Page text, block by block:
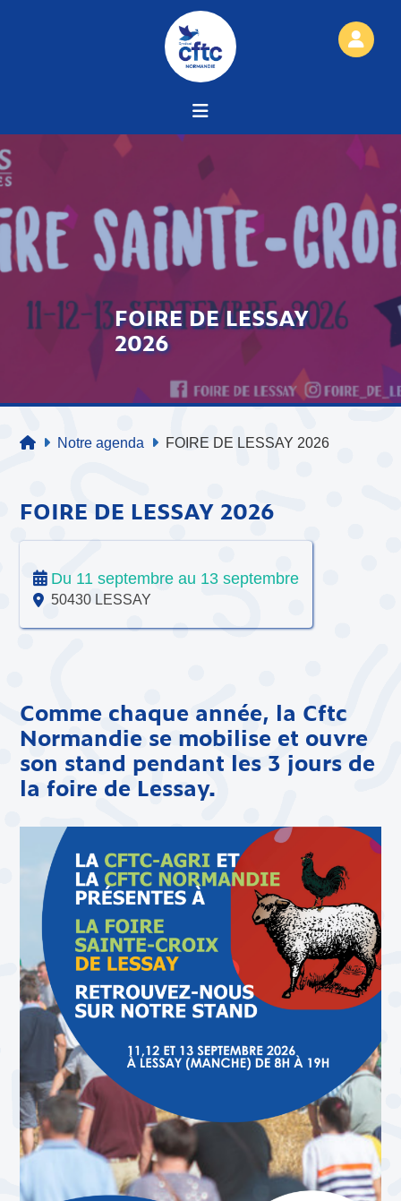
FOIRE DE LESSAY
2026
Notre agenda FOIRE DE LESSAY 2026
FOIRE DE LESSAY 2026
Du 11 septembre au 13 septembre
50430 LESSAY
Comme chaque année, la Cftc
Normandie se mobilise et ouvre
son stand pendant les 3 jours de
la foire de Lessay.